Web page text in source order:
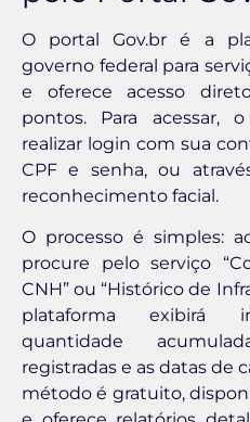
O portal Gov.br é a
governo federal para
e oferece acesso
pontos. Para acessar,
realizar login com sua
CPF e senha, ou
reconhecimento facial.
O processo é simples:
procure pelo serviço
CNH” ou “Histórico de
plataforma exibirá
quantidade
registradas e as datas de
método é gratuito,